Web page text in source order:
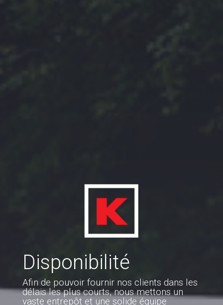
Disponibilité
Afin de pouvoir fournir nos clients dans les
délais les plus courts, nous mettons un
vaste entrepôt et une solide équipe